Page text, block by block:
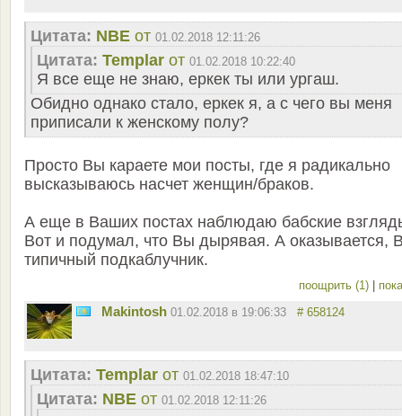
Цитата: NBE от 01.02.2018 12:11:26
Цитата: Templar от 01.02.2018 10:22:40
Я все еще не знаю, еркек ты или ургаш.
Обидно однако стало, еркек я, а с чего вы меня
приписали к женскому полу?
Просто Вы караете мои посты, где я радикально
высказываюсь насчет женщин/браков.
А еще в Ваших постах наблюдаю бабские
Вот и подумал, что Вы дырявая. А оказывается,
типичный подкаблучник.
поощрить (1)
Makintosh 01.02.2018 в 19:06:33 # 658124
Цитата: Templar от 01.02.2018 18:47:10
Цитата: NBE от 01.02.2018 12:11:26